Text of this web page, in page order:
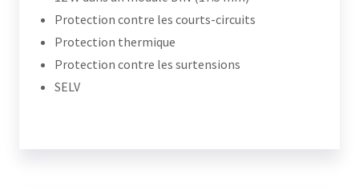
Protection contre les courts-circuits
Protection thermique
Protection contre les surtensions
SELV